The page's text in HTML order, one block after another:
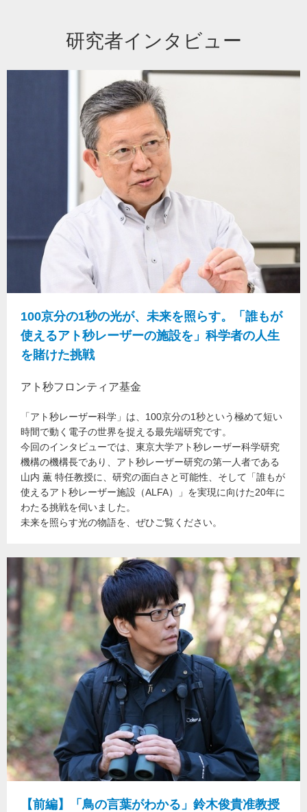
研究者インタビュー
100京分の1秒の光が、未来を照らす。「誰もが
使えるアト秒レーザーの施設を」科学者の人生
を賭けた挑戦
アト秒フロンティア基金
「アト秒レーザー科学」は、100京分の1秒という極めて短い
時間で動く電子の世界を捉える最先端研究です。
今回のインタビューでは、東京大学アト秒レーザー科学研究
機構の機構長であり、アト秒レーザー研究の第一人者である
山内 薫 特任教授に、研究の面白さと可能性、そして「誰もが
使えるアト秒レーザー施設（ALFA）」を実現に向けた20年に
わたる挑戦を伺いました。
未来を照らす光の物語を、ぜひご覧ください。
【前編】「鳥の言葉がわかる」鈴木俊貴准教授